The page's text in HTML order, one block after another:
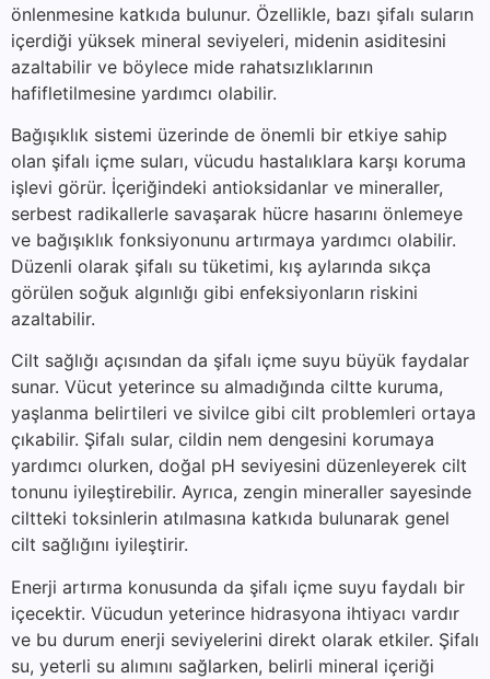
önlenmesine katkıda bulunur. Özellikle, bazı şifalı suların
içerdiği yüksek mineral seviyeleri, midenin asiditesini
azaltabilir ve böylece mide rahatsızlıklarının
hafifletilmesine yardımcı olabilir.
Bağışıklık sistemi üzerinde de önemli bir etkiye sahip
olan şifalı içme suları, vücudu hastalıklara karşı koruma
işlevi görür. İçeriğindeki antioksidanlar ve mineraller,
serbest radikallerle savaşarak hücre hasarını önlemeye
ve bağışıklık fonksiyonunu artırmaya yardımcı olabilir.
Düzenli olarak şifalı su tüketimi, kış aylarında sıkça
görülen soğuk algınlığı gibi enfeksiyonların riskini
azaltabilir.
Cilt sağlığı açısından da şifalı içme suyu büyük faydalar
sunar. Vücut yeterince su almadığında ciltte kuruma,
yaşlanma belirtileri ve sivilce gibi cilt problemleri ortaya
çıkabilir. Şifalı sular, cildin nem dengesini korumaya
yardımcı olurken, doğal pH seviyesini düzenleyerek cilt
tonunu iyileştirebilir. Ayrıca, zengin mineraller sayesinde
ciltteki toksinlerin atılmasına katkıda bulunarak genel
cilt sağlığını iyileştirir.
Enerji artırma konusunda da şifalı içme suyu faydalı bir
içecektir. Vücudun yeterince hidrasyona ihtiyacı vardır
ve bu durum enerji seviyelerini direkt olarak etkiler. Şifalı
su, yeterli su alımını sağlarken, belirli mineral içeriği